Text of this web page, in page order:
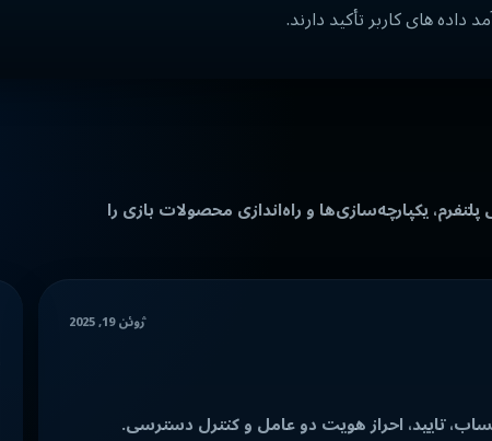
داده های کاربر تأکید دارند.
یکپارچه‌سازی‌ها و راه‌اندازی محصولات بازی را
ژوئن 19, 2025
تایید، احراز هویت دو عامل و کنترل دسترسی.